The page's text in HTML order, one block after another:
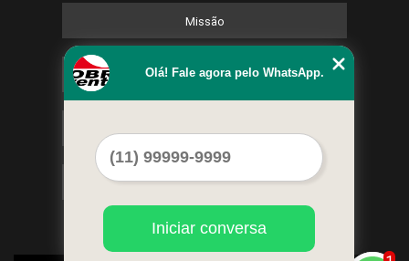
Missão
Serviços
Mapa do site
Olá! Fale agora pelo WhatsApp.
Iniciar conversa